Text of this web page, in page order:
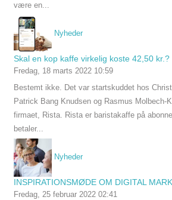
være en...
Nyheder
Skal en kop kaffe virkelig koste 42,50 kr.?
Fredag, 18 marts 2022 10:59
Bestemt ikke. Det var startskuddet hos
Patrick Bang Knudsen og Rasmus Molbech-
firmaet, Rista. Rista er baristakaffe på
betaler...
Nyheder
INSPIRATIONSMØDE OM DIGITAL
Fredag, 25 februar 2022 02:41